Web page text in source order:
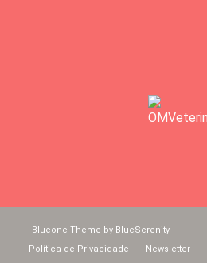
- Blueone Theme by BlueSerenity
Política de Privacidade
Newsletter